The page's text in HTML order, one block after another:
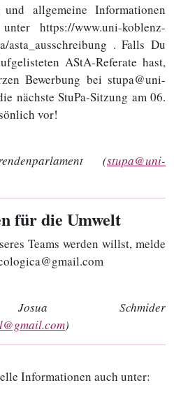
und allgemeine Informationen
https://www.uni-koblenz-
asta_ausschreibung . Falls Du
AStA-Referate hast,
Bewerbung bei stupa@uni-
nächste StuPa-Sitzung am 06.
vor!
(stupa@uni-
für die Umwelt
Teams werden willst, melde
Schmider
)
Informationen auch unter: